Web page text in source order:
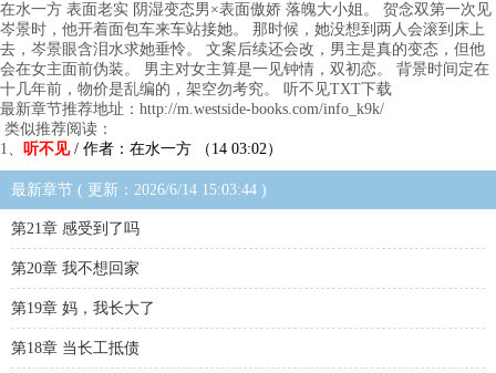
在水一方 表面老实 阴湿变态男×表面傲娇 落魄大小姐。 贺念双第一次见
岑景时，他开着面包车来车站接她。 那时候，她没想到两人会滚到床上
去，岑景眼含泪水求她垂怜。 文案后续还会改，男主是真的变态，但他
会在女主面前伪装。 男主对女主算是一见钟情，双初恋。 背景时间定在
十几年前，物价是乱编的，架空勿考究。 听不见TXT下载
最新章节推荐地址：http://m.westside-books.com/info_k9k/
类似推荐阅读：
1、 听不见/ 作者：在水一方 （14 03:02）
最新章节 ( 更新：2026/6/14 15:03:44 )
第21章 感受到了吗
第20章 我不想回家
第19章 妈，我长大了
第18章 当长工抵债